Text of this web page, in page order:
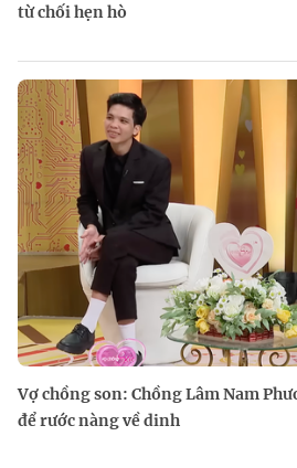
từ chối hẹn hò
Vợ chồng son: Chồng Lâm Nam
để rước nàng về dinh